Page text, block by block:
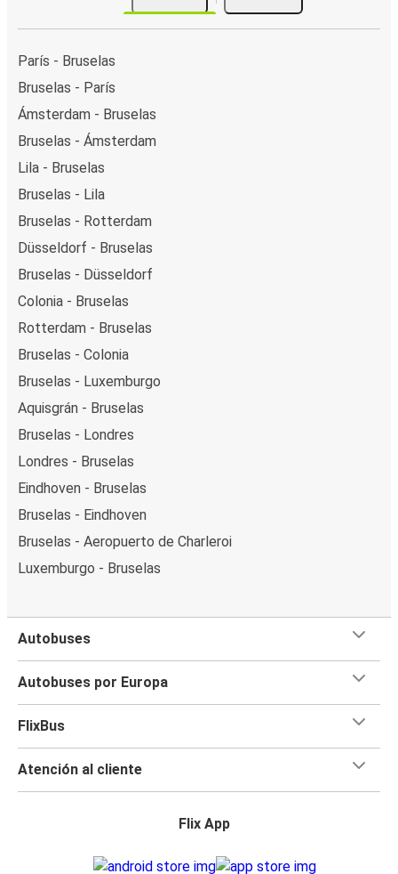
París - Bruselas
Bruselas - París
Ámsterdam - Bruselas
Bruselas - Ámsterdam
Lila - Bruselas
Bruselas - Lila
Bruselas - Rotterdam
Düsseldorf - Bruselas
Bruselas - Düsseldorf
Colonia - Bruselas
Rotterdam - Bruselas
Bruselas - Colonia
Bruselas - Luxemburgo
Aquisgrán - Bruselas
Bruselas - Londres
Londres - Bruselas
Eindhoven - Bruselas
Bruselas - Eindhoven
Bruselas - Aeropuerto de Charleroi
Luxemburgo - Bruselas
Autobuses
Autobuses por Europa
FlixBus
Atención al cliente
Flix App